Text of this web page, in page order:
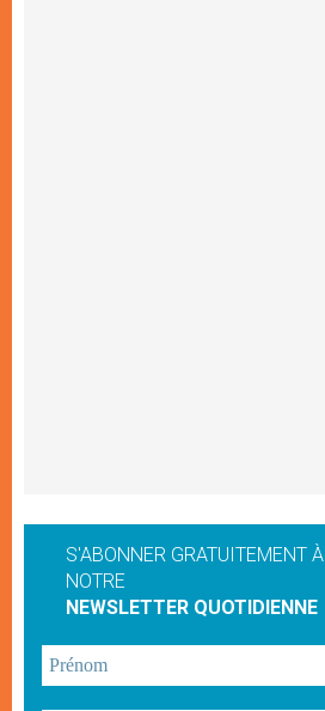
S'ABONNER GRATUITEMENT À
NOTRE
NEWSLETTER QUOTIDIENNE